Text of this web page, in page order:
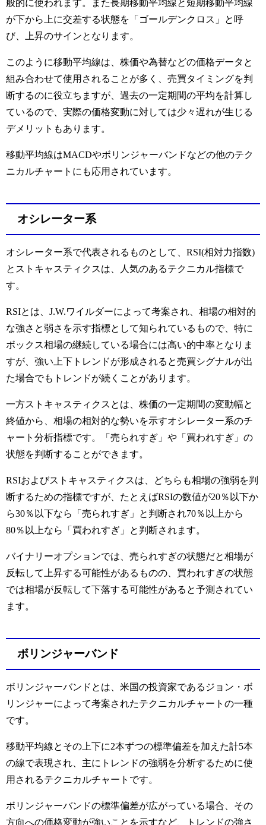
般的に使われます。また長期移動平均線と短期移動平均線
が下から上に交差する状態を「ゴールデンクロス」と呼
び、上昇のサインとなります。
このように移動平均線は、株価や為替などの価格データと
組み合わせて使用されることが多く、売買タイミングを判
断するのに役立ちますが、過去の一定期間の平均を計算し
ているので、実際の価格変動に対しては少々遅れが生じる
デメリットもあります。
移動平均線はMACDやボリンジャーバンドなどの他のテク
ニカルチャートにも応用されています。
オシレーター系
オシレーター系で代表されるものとして、RSI(相対力指数)
とストキャスティクスは、人気のあるテクニカル指標で
す。
RSIとは、J.W.ワイルダーによって考案され、相場の相対的
な強さと弱さを示す指標として知られているもので、特に
ボックス相場の継続している場合には高い的中率となりま
すが、強い上下トレンドが形成されると売買シグナルが出
た場合でもトレンドが続くことがあります。
一方ストキャスティクスとは、株価の一定期間の変動幅と
終値から、相場の相対的な勢いを示すオシレーター系のチ
ャート分析指標です。「売られすぎ」や「買われすぎ」の
状態を判断することができます。
RSIおよびストキャスティクスは、どちらも相場の強弱を判
断するための指標ですが、たとえばRSIの数値が20％以下か
ら30％以下なら「売られすぎ」と判断され70％以上から
80％以上なら「買われすぎ」と判断されます。
バイナリーオプションでは、売られすぎの状態だと相場が
反転して上昇する可能性があるものの、買われすぎの状態
では相場が反転して下落する可能性があると予測されてい
ます。
ボリンジャーバンド
ボリンジャーバンドとは、米国の投資家であるジョン・ボ
リンジャーによって考案されたテクニカルチャートの一種
です。
移動平均線とその上下に2本ずつの標準偏差を加えた計5本
の線で表現され、主にトレンドの強弱を分析するために使
用されるテクニカルチャートです。
ボリンジャーバンドの標準偏差が広がっている場合、その
方向への価格変動が強いことを示すなど、トレンドの強さ